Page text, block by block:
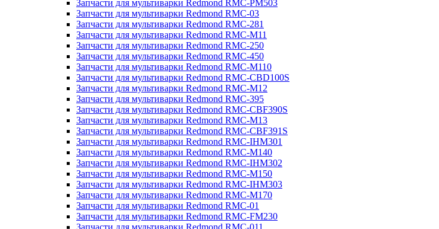
Запчасти для мультиварки Redmond RMC-PM503
Запчасти для мультиварки Redmond RMC-03
Запчасти для мультиварки Redmond RMC-281
Запчасти для мультиварки Redmond RMC-M11
Запчасти для мультиварки Redmond RMC-250
Запчасти для мультиварки Redmond RMC-450
Запчасти для мультиварки Redmond RMC-M110
Запчасти для мультиварки Redmond RMC-CBD100S
Запчасти для мультиварки Redmond RMC-M12
Запчасти для мультиварки Redmond RMC-395
Запчасти для мультиварки Redmond RMC-CBF390S
Запчасти для мультиварки Redmond RMC-M13
Запчасти для мультиварки Redmond RMC-CBF391S
Запчасти для мультиварки Redmond RMC-IHM301
Запчасти для мультиварки Redmond RMC-M140
Запчасти для мультиварки Redmond RMC-IHM302
Запчасти для мультиварки Redmond RMC-M150
Запчасти для мультиварки Redmond RMC-IHM303
Запчасти для мультиварки Redmond RMC-M170
Запчасти для мультиварки Redmond RMC-01
Запчасти для мультиварки Redmond RMC-FM230
Запчасти для мультиварки Redmond RMC-011